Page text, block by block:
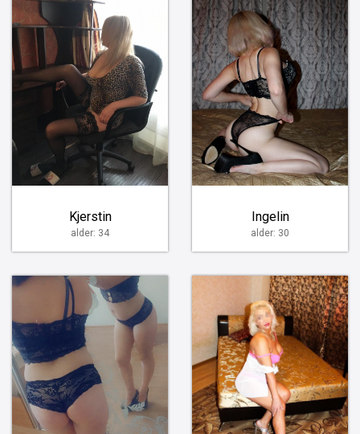
Kjerstin
alder: 34
Ingelin
alder: 30